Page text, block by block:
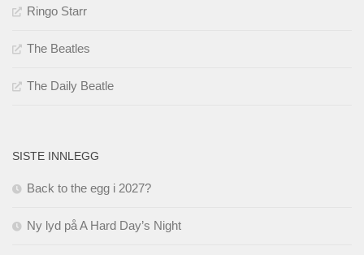
Ringo Starr
The Beatles
The Daily Beatle
SISTE INNLEGG
Back to the egg i 2027?
Ny lyd på A Hard Day’s Night